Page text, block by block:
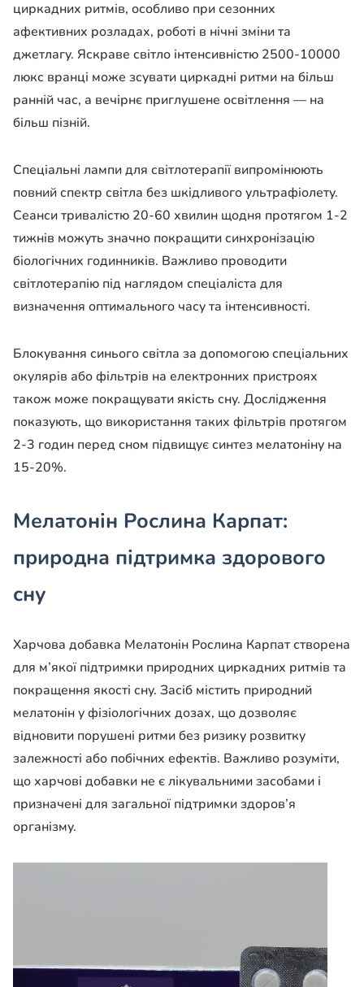
циркадних ритмів, особливо при сезонних
афективних розладах, роботі в нічні зміни та
джетлагу. Яскраве світло інтенсивністю 2500-10000
люкс вранці може зсувати циркадні ритми на більш
ранній час, а вечірнє приглушене освітлення — на
більш пізній.
Спеціальні лампи для світлотерапії випромінюють
повний спектр світла без шкідливого ультрафіолету.
Сеанси тривалістю 20-60 хвилин щодня протягом 1-2
тижнів можуть значно покращити синхронізацію
біологічних годинників. Важливо проводити
світлотерапію під наглядом спеціаліста для
визначення оптимального часу та інтенсивності.
Блокування синього світла за допомогою спеціальних
окулярів або фільтрів на електронних пристроях
також може покращувати якість сну. Дослідження
показують, що використання таких фільтрів протягом
2-3 годин перед сном підвищує синтез мелатоніну на
15-20%.
Мелатонін Рослина Карпат:
природна підтримка здорового
сну
Харчова добавка Мелатонін Рослина Карпат створена
для м’якої підтримки природних циркадних ритмів та
покращення якості сну. Засіб містить природний
мелатонін у фізіологічних дозах, що дозволяє
відновити порушені ритми без ризику розвитку
залежності або побічних ефектів. Важливо розуміти,
що харчові добавки не є лікувальними засобами і
призначені для загальної підтримки здоров’я
організму.